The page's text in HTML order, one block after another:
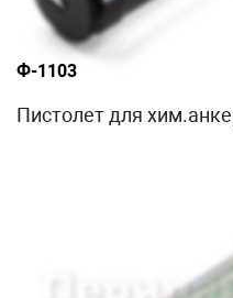
Ф-1103
Пистолет для